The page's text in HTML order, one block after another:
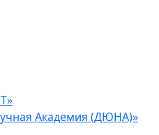
Академия (ДЮНА)»